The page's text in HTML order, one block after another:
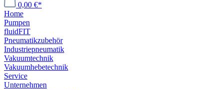
0,00 €*
Home
Pumpen
fluidFIT
Pneumatikzubehör
Industriepneumatik
Vakuumtechnik
Vakuumhebetechnik
Service
Unternehmen